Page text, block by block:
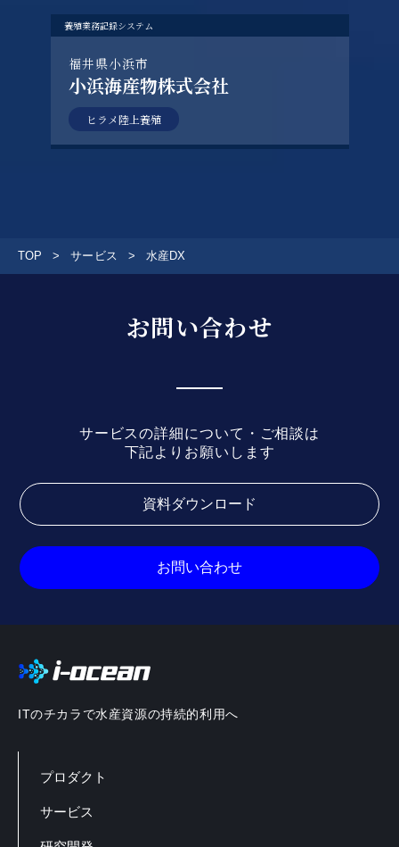
養殖業務記録システム
福井県小浜市
小浜海産物株式会社
ヒラメ陸上養殖
TOP サービス 水産DX
お問い合わせ
サービスの詳細について・ご相談は
下記よりお願いします
資料ダウンロード
お問い合わせ
ITのチカラで水産資源の持続的利用へ
プロダクト
サービス